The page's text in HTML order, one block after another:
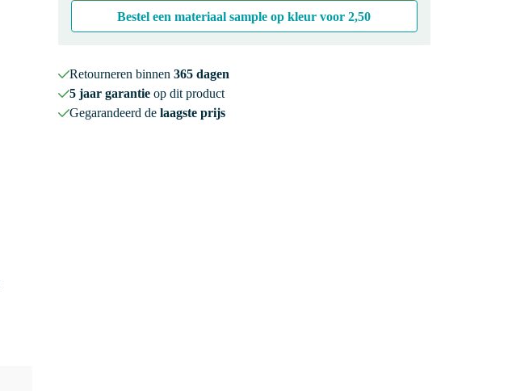
Bestel een materiaal sample op kleur voor2,50
Retourneren binnen 365 dagen
5 jaar garantieop dit product
Gegarandeerd de laagste prijs